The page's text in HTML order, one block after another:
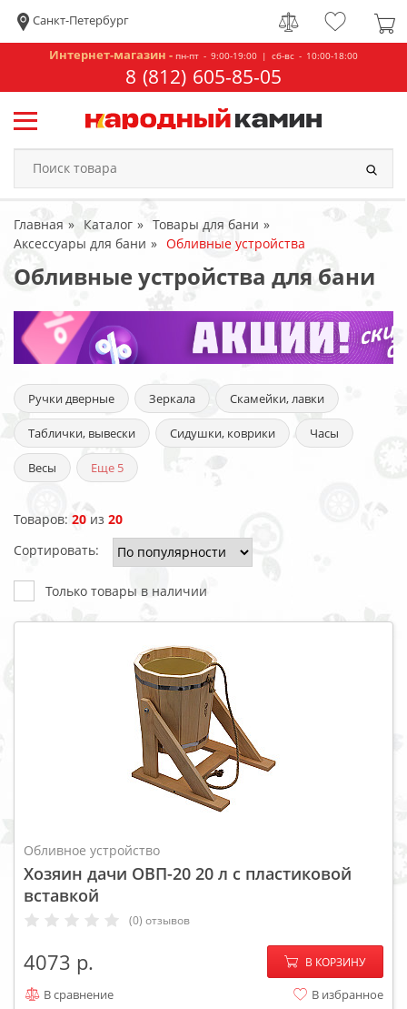
Санкт-Петербург
Интернет-магазин - пн-пт - 9:00-19:00 | сб-вс - 10:00-18:00
8 (812) 605-85-05
Главная Каталог
Товары для бани
Аксессуары для бани
Обливные устройства
Обливные устройства для бани
Ручки дверные Зеркала Скамейки, лавки
Таблички, вывески Сидушки, коврики Часы
Весы Еще 5
Товаров: 20 из 20
Сортировать:
Только товары в наличии
Обливное устройство
Хозяин дачи ОВП-20 20 л с пластиковой
вставкой
(0) отзывов
4073 − +
В КОРЗИНУ
В сравнение В избранное